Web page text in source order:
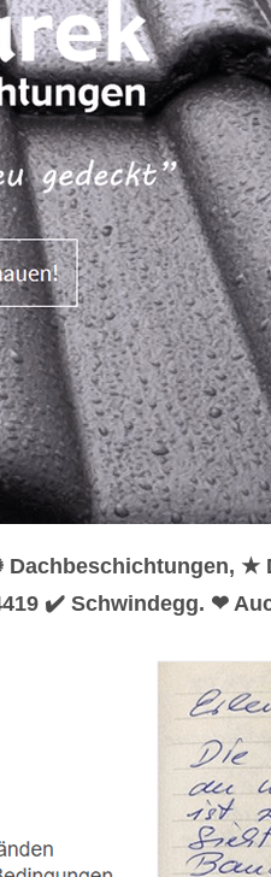
Dachbeschichtungen,
✔️ Schwindegg. ❤